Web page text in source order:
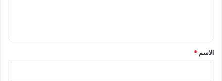
ب
*
الاسم *